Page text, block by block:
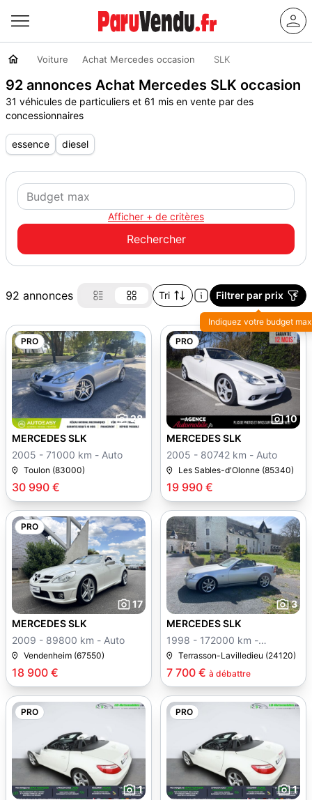
Voiture Achat Mercedes occasion SLK
92 annonces Achat Mercedes SLK occasion
31 véhicules de particuliers et 61 mis en vente par des
concessionnaires
essence diesel
Afficher + de critères
92 annonces Tri Filtrer par prix
Indiquez votre budget max
PRO
28
30 990 €
MERCEDES SLK
2005 - 71000 km - Auto
Toulon (83000)
PRO
10
19 990 €
MERCEDES SLK
2005 - 80742 km - Auto
Les Sables-d'Olonne (85340)
PRO
17
18 900 €
MERCEDES SLK
2009 - 89800 km - Auto
Vendenheim (67550)
3
7 700 € à débattre
MERCEDES SLK
1998 - 172000 km -
Manuelle
Terrasson-Lavilledieu (24120)
PRO
1
PRO
1